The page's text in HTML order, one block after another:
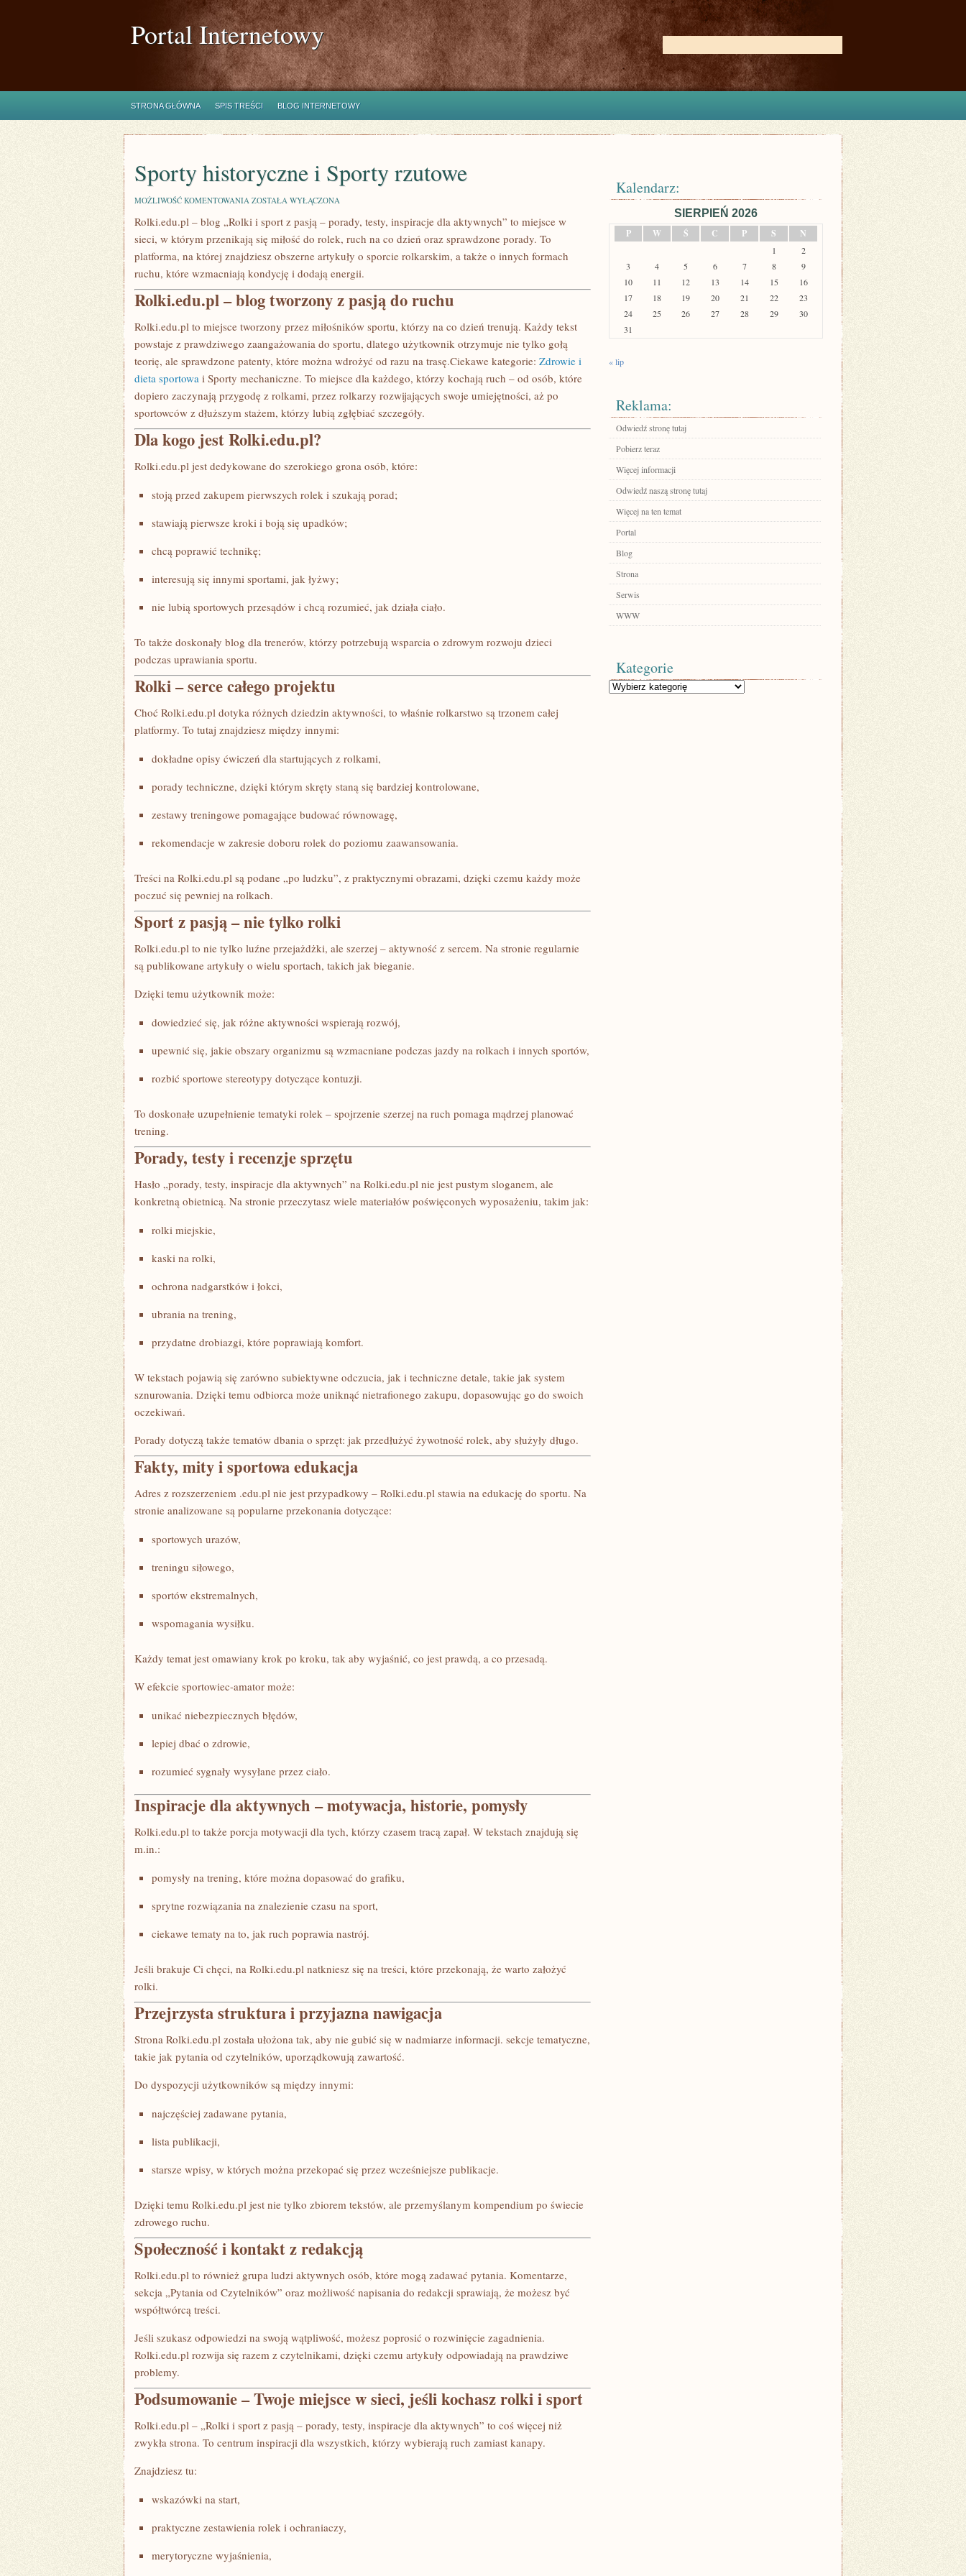
Portal Internetowy
STRONA GŁÓWNA SPIS TREŚCI BLOG INTERNETOWY
Sporty historyczne i Sporty rzutowe
MOŻLIWOŚĆ KOMENTOWANIA SPORTY
I
RZUTOWE
ZOSTAŁA WYŁĄCZONA
Rolki.edu.pl – blog „Rolki i sport z pasją – porady, testy, inspiracje dla aktywnych” to miejsce w
sieci, w którym przenikają się miłość do rolek, ruch na co dzień oraz sprawdzone porady. To
platforma, na której znajdziesz obszerne artykuły o sporcie rolkarskim, a także o innych formach
ruchu, które wzmacniają kondycję i dodają energii.
Rolki.edu.pl – blog tworzony z pasją do ruchu
Rolki.edu.pl to miejsce tworzony przez miłośników sportu, którzy na co dzień trenują. Każdy tekst
powstaje z prawdziwego zaangażowania do sportu, dlatego użytkownik otrzymuje nie tylko gołą
teorię, ale sprawdzone patenty, które można wdrożyć od razu na trasę.Ciekawe kategorie: Zdrowie i
dieta sportowa i Sporty mechaniczne. To miejsce dla każdego, którzy kochają ruch – od osób, które
dopiero zaczynają przygodę z rolkami, przez rolkarzy rozwijających swoje umiejętności, aż po
sportowców z dłuższym stażem, którzy lubią zgłębiać szczegóły.
Dla kogo jest Rolki.edu.pl?
Rolki.edu.pl jest dedykowane do szerokiego grona osób, które:
stoją przed zakupem pierwszych rolek i szukają porad;
stawiają pierwsze kroki i boją się upadków;
chcą poprawić technikę;
interesują się innymi sportami, jak łyżwy;
nie lubią sportowych przesądów i chcą rozumieć, jak działa ciało.
To także doskonały blog dla trenerów, którzy potrzebują wsparcia o zdrowym rozwoju dzieci
podczas uprawiania sportu.
Rolki – serce całego projektu
Choć Rolki.edu.pl dotyka różnych dziedzin aktywności, to właśnie rolkarstwo są trzonem całej
platformy. To tutaj znajdziesz między innymi:
dokładne opisy ćwiczeń dla startujących z rolkami,
porady techniczne, dzięki którym skręty staną się bardziej kontrolowane,
zestawy treningowe pomagające budować równowagę,
rekomendacje w zakresie doboru rolek do poziomu zaawansowania.
Treści na Rolki.edu.pl są podane „po ludzku”, z praktycznymi obrazami, dzięki czemu każdy może
poczuć się pewniej na rolkach.
Sport z pasją – nie tylko rolki
Rolki.edu.pl to nie tylko luźne przejażdżki, ale szerzej – aktywność z sercem. Na stronie regularnie
są publikowane artykuły o wielu sportach, takich jak bieganie.
Dzięki temu użytkownik może:
dowiedzieć się, jak różne aktywności wspierają rozwój,
upewnić się, jakie obszary organizmu są wzmacniane podczas jazdy na rolkach i innych sportów,
rozbić sportowe stereotypy dotyczące kontuzji.
To doskonałe uzupełnienie tematyki rolek – spojrzenie szerzej na ruch pomaga mądrzej planować
trening.
Porady, testy i recenzje sprzętu
Hasło „porady, testy, inspiracje dla aktywnych” na Rolki.edu.pl nie jest pustym sloganem, ale
konkretną obietnicą. Na stronie przeczytasz wiele materiałów poświęconych wyposażeniu, takim jak:
rolki miejskie,
kaski na rolki,
ochrona nadgarstków i łokci,
ubrania na trening,
przydatne drobiazgi, które poprawiają komfort.
W tekstach pojawią się zarówno subiektywne odczucia, jak i techniczne detale, takie jak system
sznurowania. Dzięki temu odbiorca może uniknąć nietrafionego zakupu, dopasowując go do swoich
oczekiwań.
Porady dotyczą także tematów dbania o sprzęt: jak przedłużyć żywotność rolek, aby służyły długo.
Fakty, mity i sportowa edukacja
Adres z rozszerzeniem .edu.pl nie jest przypadkowy – Rolki.edu.pl stawia na edukację do sportu. Na
stronie analizowane są popularne przekonania dotyczące:
sportowych urazów,
treningu siłowego,
sportów ekstremalnych,
wspomagania wysiłku.
Każdy temat jest omawiany krok po kroku, tak aby wyjaśnić, co jest prawdą, a co przesadą.
W efekcie sportowiec-amator może:
unikać niebezpiecznych błędów,
lepiej dbać o zdrowie,
rozumieć sygnały wysyłane przez ciało.
Inspiracje dla aktywnych – motywacja, historie, pomysły
Rolki.edu.pl to także porcja motywacji dla tych, którzy czasem tracą zapał. W tekstach znajdują się
m.in.:
pomysły na trening, które można dopasować do grafiku,
sprytne rozwiązania na znalezienie czasu na sport,
ciekawe tematy na to, jak ruch poprawia nastrój.
Jeśli brakuje Ci chęci, na Rolki.edu.pl natkniesz się na treści, które przekonają, że warto założyć
rolki.
Przejrzysta struktura i przyjazna nawigacja
Strona Rolki.edu.pl została ułożona tak, aby nie gubić się w nadmiarze informacji. sekcje tematyczne,
takie jak pytania od czytelników, uporządkowują zawartość.
Do dyspozycji użytkowników są między innymi:
najczęściej zadawane pytania,
lista publikacji,
starsze wpisy, w których można przekopać się przez wcześniejsze publikacje.
Dzięki temu Rolki.edu.pl jest nie tylko zbiorem tekstów, ale przemyślanym kompendium po świecie
zdrowego ruchu.
Społeczność i kontakt z redakcją
Rolki.edu.pl to również grupa ludzi aktywnych osób, które mogą zadawać pytania. Komentarze,
sekcja „Pytania od Czytelników” oraz możliwość napisania do redakcji sprawiają, że możesz być
współtwórcą treści.
Jeśli szukasz odpowiedzi na swoją wątpliwość, możesz poprosić o rozwinięcie zagadnienia.
Rolki.edu.pl rozwija się razem z czytelnikami, dzięki czemu artykuły odpowiadają na prawdziwe
problemy.
Podsumowanie – Twoje miejsce w sieci, jeśli kochasz rolki i sport
Rolki.edu.pl – „Rolki i sport z pasją – porady, testy, inspiracje dla aktywnych” to coś więcej niż
zwykła strona. To centrum inspiracji dla wszystkich, którzy wybierają ruch zamiast kanapy.
Znajdziesz tu:
wskazówki na start,
praktyczne zestawienia rolek i ochraniaczy,
merytoryczne wyjaśnienia,
Kalendarz:
SIERPIEŃ 2026
P
W Ś C P S N
1
2
3
4 5 6 7 8
9
10
11 12 13 14 15
16
17
18 19 20 21 22
23
24
25 26 27 28 29
30
31
« lip
Reklama:
Odwiedź stronę tutaj
Pobierz teraz
Więcej informacji
Odwiedź naszą stronę tutaj
Więcej na ten temat
Portal
Blog
Strona
Serwis
WWW
Kategorie
Kategorie